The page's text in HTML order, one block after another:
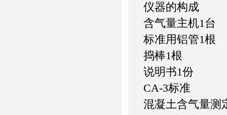
仪器的构成
含气量主机1
标准用铝管1
捣棒1根 注
说明书1份
CA-3标准
混凝土含气量测